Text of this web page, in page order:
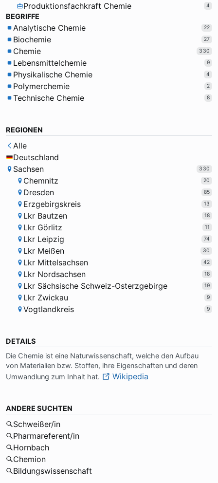
Produktionsfachkraft Chemie 4
BEGRIFFE
Analytische Chemie 22
Biochemie 27
Chemie 330
Lebensmittelchemie 9
Physikalische Chemie 4
Polymerchemie 2
Technische Chemie 8
REGIONEN
Alle
Deutschland
Sachsen
330
Chemnitz 20
Dresden 85
Erzgebirgskreis 13
Lkr Bautzen 18
Lkr Görlitz 11
Lkr Leipzig 74
Lkr Meißen 30
Lkr Mittelsachsen 42
Lkr Nordsachsen 18
Lkr Sächsische Schweiz-Osterzgebirge 19
Lkr Zwickau 9
Vogtlandkreis 9
DETAILS
Die Che­mie ist ei­ne Na­tur­wis­sen­schaft, wel­che den Auf­bau
von Ma­te­ria­li­en bzw. Stof­fen, ih­re Ei­gen­schaf­ten und de­ren
Um­wand­lung zum In­halt hat.
Wikipedia
ANDERE SUCHTEN
Schweißer/in
Pharmareferent/in
Hornbach
Chemion
Bildungswissenschaft